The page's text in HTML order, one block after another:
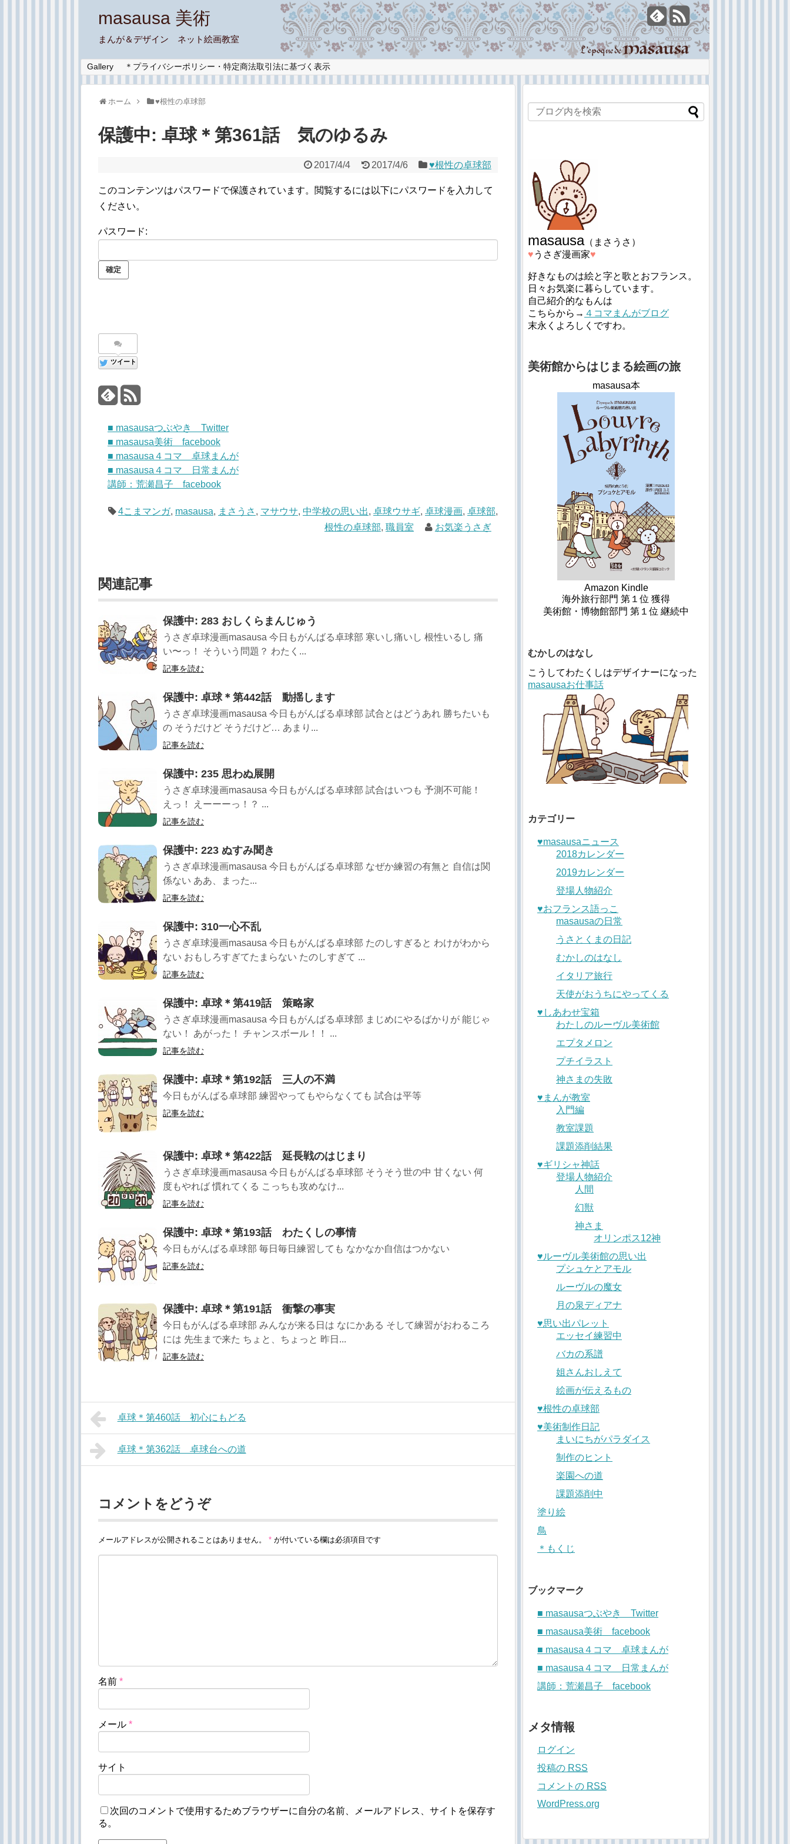
masausa 美術
まんが＆デザイン ネット絵画教室
Gallery ＊プライバシーポリシー・特定商法取引法に基づく表示
ホーム ♥︎根性の卓球部
保護中: 卓球＊第361話 気のゆるみ
2017/4/4 2017/4/6 ♥︎根性の卓球部
このコンテンツはパスワードで保護されています。閲覧するには以下にパスワードを入力して
ください。
パスワード:
ツイート
■ masausaつぶやき Twitter
■ masausa美術 facebook
■ masausa４コマ 卓球まんが
■ masausa４コマ 日常まんが
講師：荒瀬昌子 facebook
4こまマンガ, masausa, まさうさ , マサウサ, 中学校の思い出, 卓球ウサギ, 卓球漫画, 卓球部,
根性の卓球部,職員室 お気楽うさぎ
関連記事
保護中: 283 おしくらまんじゅう
うさぎ卓球漫画masausa 今日もがんばる卓球部 寒いし痛いし 根性いるし 痛
い〜っ！ そういう問題？ わたく...
記事を読む
保護中: 卓球＊第442話 動揺します
うさぎ卓球漫画masausa 今日もがんばる卓球部 試合とはどうあれ 勝ちたいも
の そうだけど そうだけど… あまり...
記事を読む
保護中: 235 思わぬ展開
うさぎ卓球漫画masausa 今日もがんばる卓球部 試合はいつも 予測不可能！
えっ！ えーーーっ！？ ...
記事を読む
保護中: 223 ぬすみ聞き
うさぎ卓球漫画masausa 今日もがんばる卓球部 なぜか練習の有無と 自信は関
係ない ああ、まった...
記事を読む
保護中: 310一心不乱
うさぎ卓球漫画masausa 今日もがんばる卓球部 たのしすぎると わけがわから
ない おもしろすぎてたまらない たのしすぎて ...
記事を読む
保護中: 卓球＊第419話 策略家
うさぎ卓球漫画masausa 今日もがんばる卓球部 まじめにやるばかりが 能じゃ
ない！ あがった！ チャンスボール！！ ...
記事を読む
保護中: 卓球＊第192話 三人の不満
今日もがんばる卓球部 練習やってもやらなくても 試合は平等
記事を読む
保護中: 卓球＊第422話 延長戦のはじまり
うさぎ卓球漫画masausa 今日もがんばる卓球部 そうそう世の中 甘くない 何
度もやれば 慣れてくる こっちも攻めなけ...
記事を読む
保護中: 卓球＊第193話 わたくしの事情
今日もがんばる卓球部 毎日毎日練習しても なかなか自信はつかない
記事を読む
保護中: 卓球＊第191話 衝撃の事実
今日もがんばる卓球部 みんなが来る日は なにかある そして練習がおわるころ
には 先生まで来た ちょと、ちょっと 昨日...
記事を読む
卓球＊第460話 初心にもどる
卓球＊第362話 卓球台への道
コメントをどうぞ
メールアドレスが公開されることはありません。 * が付いている欄は必須項目です
名前 *
メール *
サイト
次回のコメントで使用するためブラウザーに自分の名前、メールアドレス、サイトを保存す
る。
masausa（まさうさ）
♥︎ うさぎ漫画家♥︎
好きなものは絵と字と歌とおフランス。
日々お気楽に暮らしています。
自己紹介的なもんは
こちらから→ ４コマまんがブログ
末永くよろしくですわ。
美術館からはじまる絵画の旅
masausa本
Amazon Kindle
海外旅行部門 第１位 獲得
美術館・博物館部門 第１位 継続中
むかしのはなし
こうしてわたくしはデザイナーになった
masausaお仕事話
カテゴリー
♥︎masausaニュース
2018カレンダー
2019カレンダー
登場人物紹介
♥︎おフランス語っこ
masausaの日常
うさとくまの日記
むかしのはなし
イタリア旅行
天使がおうちにやってくる
♥︎しあわせ宝箱
わたしのルーヴル美術館
エプタメロン
プチイラスト
神さまの失敗
♥︎まんが教室
入門編
教室課題
課題添削結果
♥︎ギリシャ神話
登場人物紹介
人間
幻獣
神さま
オリンポス12神
♥︎ルーヴル美術館の思い出
プシュケとアモル
ルーヴルの魔女
月の泉ディアナ
♥︎思い出パレット
エッセイ練習中
バカの系譜
姐さんおしえて
絵画が伝えるもの
♥︎根性の卓球部
♥︎美術制作日記
まいにちがパラダイス
制作のヒント
楽園への道
課題添削中
塗り絵
鳥
＊もくじ
ブックマーク
■ masausaつぶやき Twitter
■ masausa美術 facebook
■ masausa４コマ 卓球まんが
■ masausa４コマ 日常まんが
講師：荒瀬昌子 facebook
メタ情報
ログイン
投稿の RSS
コメントの RSS
WordPress.org